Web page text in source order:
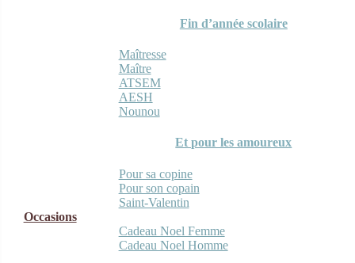
Fin d’année scolaire
Maîtresse
Maître
ATSEM
AESH
Nounou
Et pour les amoureux
Pour sa copine
Pour son copain
Saint-Valentin
Occasions
Cadeau Noel Femme
Cadeau Noel Homme